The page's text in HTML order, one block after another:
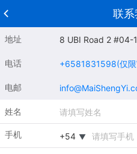
联系
地址 8 UBI Road 2 #04-
电话 +6581831598(仅
电邮
姓名
手机 ▼